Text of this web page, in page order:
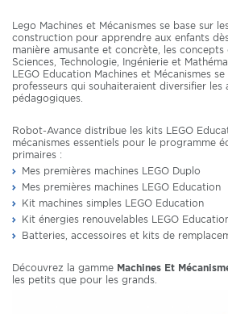
Lego Machines et Mécanismes se base sur
construction pour apprendre aux enfants
manière amusante et concrète, les concepts
Sciences, Technologie, Ingénierie et
LEGO Education Machines et Mécanismes
professeurs qui souhaiteraient diversifier les
pédagogiques.
Robot-Avance distribue les kits LEGO
mécanismes essentiels pour le programme
primaires :
Mes premières machines LEGO Duplo
Mes premières machines LEGO Education
Kit machines simples LEGO Education
Kit énergies renouvelables LEGO
Batteries, accessoires et kits de
Découvrez la gamme Machines Et
les petits que pour les grands.